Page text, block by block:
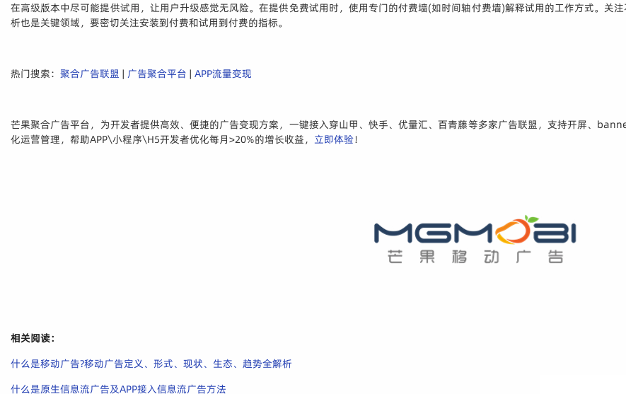
在高级版本中尽可能提供试用，让用户升级感觉无风险。在提供免费试用时，使用专门的付费墙(如时间轴付费墙)解释试用的工作方式。关
析也是关键领域，要密切关注安装到付费和试用到付费的指标。
热门搜索： 聚合广告联盟 | 广告聚合平台 | APP流量变现
芒果聚合广告平台，为开发者提供高效、便捷的广告变现方案，一键接入穿山甲、快手、优量汇、百青藤等多家广告联盟，支持开屏、
化运营管理，帮助APP\小程序\H5开发者优化每月>20%的增长收益， 立即体验！
相关阅读：
什么是移动广告?移动广告定义、形式、现状、生态、趋势全解析
什么是原生信息流广告及APP接入信息流广告方法